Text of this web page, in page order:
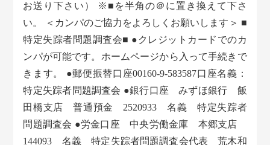
お送り下さい） ※■を半角の＠に置き換えて下さ
い。 ＜カンパのご協力をよろしくお願いします＞ ■
特定失踪者問題調査会■ ●クレジットカードでのカ
ンパが可能です。ホームページから入って手続きで
きます。 ●郵便振替口座00160-9-583587口座名義：
特定失踪者問題調査会 ●銀行口座 みずほ銀行 飯
田橋支店 普通預金 2520933 名義 特定失踪者
問題調査会 ●労金口座 中央労働金庫 本郷支店
144093 名義 特定失踪者問題調査会代表 荒木和